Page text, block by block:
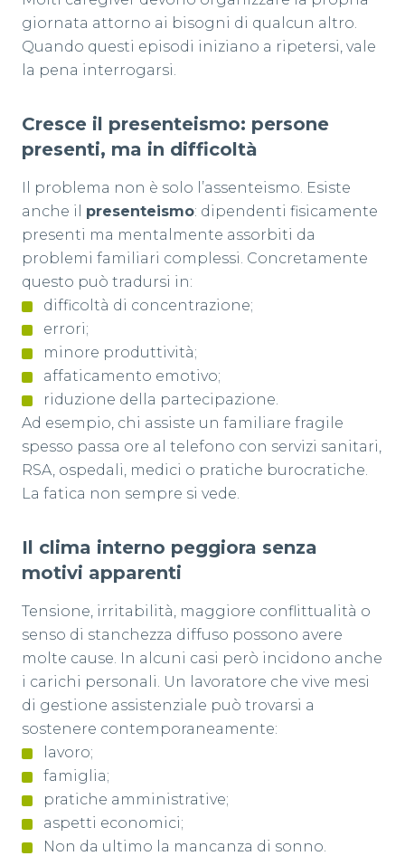
giornata attorno ai bisogni di qualcun altro.
Quando questi episodi iniziano a ripetersi, vale
la pena interrogarsi.
Cresce il presenteismo: persone
presenti, ma in difficoltà
Il problema non è solo l’assenteismo. Esiste
anche il presenteismo: dipendenti fisicamente
presenti ma mentalmente assorbiti da
problemi familiari complessi. Concretamente
questo può tradursi in:
difficoltà di concentrazione;
errori;
minore produttività;
affaticamento emotivo;
riduzione della partecipazione.
Ad esempio, chi assiste un familiare fragile
spesso passa ore al telefono con servizi sanitari,
RSA, ospedali, medici o pratiche burocratiche.
La fatica non sempre si vede.
Il clima interno peggiora senza
motivi apparenti
Tensione, irritabilità, maggiore conflittualità o
senso di stanchezza diffuso possono avere
molte cause. In alcuni casi però incidono anche
i carichi personali. Un lavoratore che vive mesi
di gestione assistenziale può trovarsi a
sostenere contemporaneamente:
lavoro;
famiglia;
pratiche amministrative;
aspetti economici;
Non da ultimo la mancanza di sonno.